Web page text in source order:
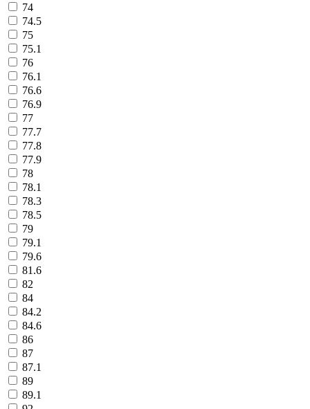
74
74.5
75
75.1
76
76.1
76.6
76.9
77
77.7
77.8
77.9
78
78.1
78.3
78.5
79
79.1
79.6
81.6
82
84
84.2
84.6
86
87
87.1
89
89.1